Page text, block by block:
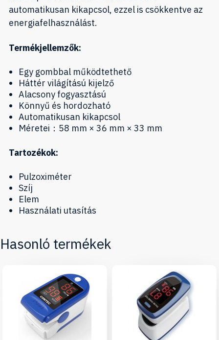
automatikusan kikapcsol, ezzel is csökkentve az
energiafelhasználást.
Termékjellemzők:
Egy gombbal működtethető
Háttér világítású kijelző
Alacsony fogyasztású
Könnyű és hordozható
Automatikusan kikapcsol
Méretei：58 mm × 36 mm × 33 mm
Tartozékok:
Pulzoximéter
Szíj
Elem
Használati utasítás
Hasonló termékek